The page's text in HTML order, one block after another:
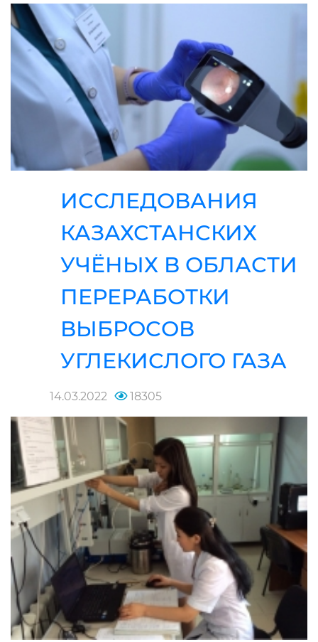
ИССЛЕДОВАНИЯ
КАЗАХСТАНСКИХ
УЧЁНЫХ В ОБЛАСТИ
ПЕРЕРАБОТКИ
ВЫБРОСОВ
УГЛЕКИСЛОГО ГАЗА
14.03.2022 18305